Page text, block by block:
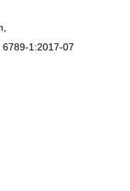
6789-1:2017-07